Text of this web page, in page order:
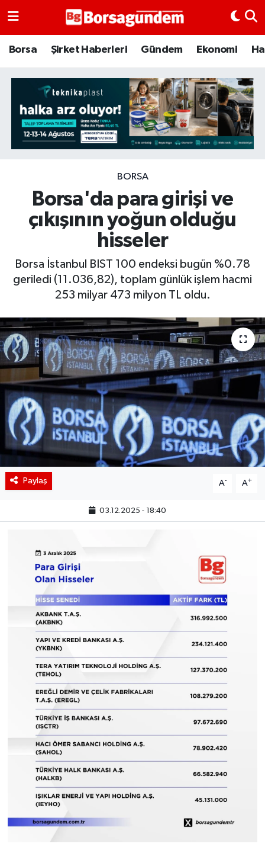
Borsa Şirket Haberleri Gündem Ekonomi
BORSA
Borsa'da para girişi ve
çıkışının yoğun olduğu
hisseler
Borsa İstanbul BIST 100 endeksi bugün %0.78
geriledi (11.036,82), toplam günlük işlem hacmi
253 milyar 473 milyon TL oldu.
Paylaş A- A+
03.12.2025 - 18:40
Borsa
Emtia
Galeri
Bitcoin
Şirket Haberleri
Borsa Gundem
BIST 100 Isı Haritası
Coin Isı Haritası
Ekonomik Takvim
Kiripto Para Piyasası
Gizlilik Sözleşmesi
Hakkımızda
İletişim